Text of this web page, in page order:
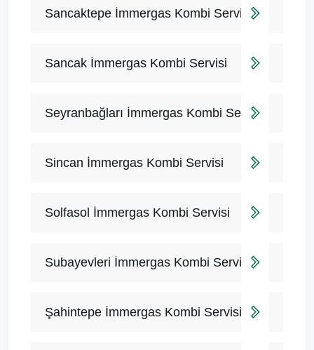
Sancaktepe İmmergas Kombi Servisi
Sancak İmmergas Kombi Servisi
Seyranbağları İmmergas Kombi Servisi
Sincan İmmergas Kombi Servisi
Solfasol İmmergas Kombi Servisi
Subayevleri İmmergas Kombi Servisi
Şahintepe İmmergas Kombi Servisi